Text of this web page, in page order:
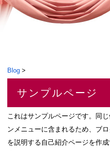
Blog >
サンプルページ
これはサンプルページです。同
ンメニューに含まれるため、ブ
を説明する自己紹介ページを作